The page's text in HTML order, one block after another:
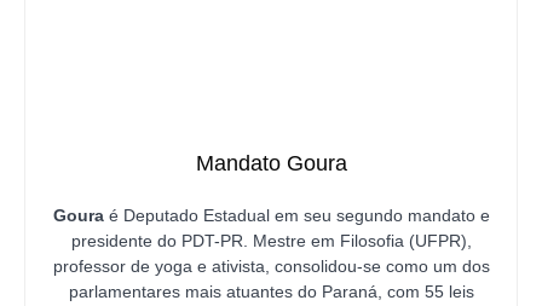
Mandato Goura
Gouraé Deputado Estadual em seu segundo mandato e
presidente do PDT-PR. Mestre em Filosofia (UFPR),
professor de yoga e ativista, consolidou-se como um dos
parlamentares mais atuantes do Paraná, com 55 leis